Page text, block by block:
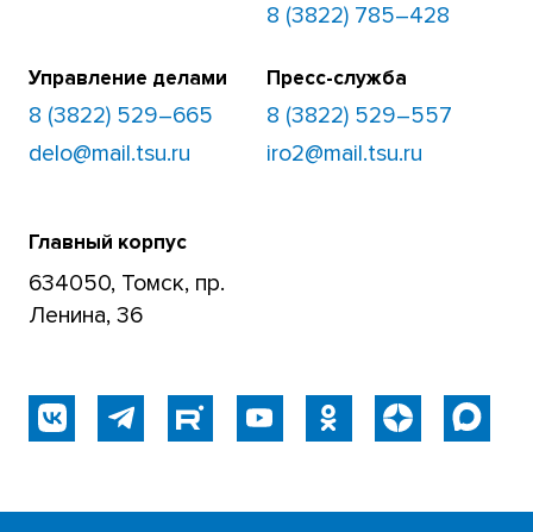
8 (3822) 785–428
Управление делами
8 (3822) 529–665
delo@mail.tsu.ru
Пресс-служба
8 (3822) 529–557
iro2@mail.tsu.ru
Главный корпус
634050, Томск, пр.
Ленина, 36